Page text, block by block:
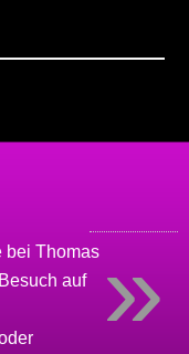
beiThomas
auf
»